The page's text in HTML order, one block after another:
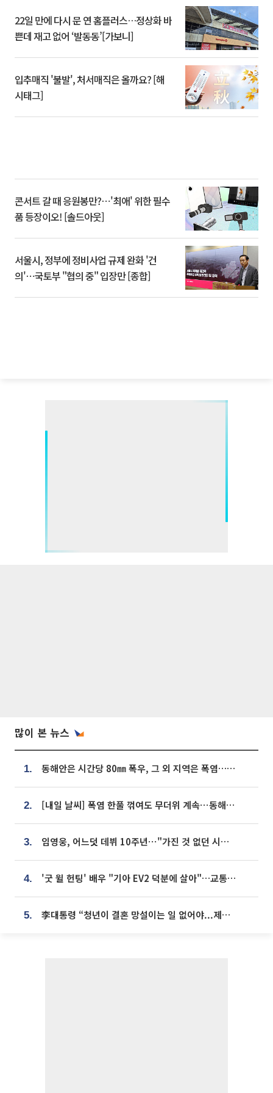
22일 만에 다시 문 연 홈플러스…정상화 바
쁜데 재고 없어 ‘발동동’[가보니]
입추매직 '불발', 처서매직은 올까요? [해
시태그]
콘서트 갈 때 응원봉만?⋯'최애' 위한 필수
품 등장이오! [솔드아웃]
서울시, 정부에 정비사업 규제 완화 '건
의'⋯국토부 "협의 중" 입장만 [종합]
많이 본 뉴스
1. 동해안은 시간당 80㎜ 폭우, 그 외 지역은 폭염…‘극과 극 날씨’
2. [내일 날씨] 폭염 한풀 꺾여도 무더위 계속⋯동해안 이틀 연속 비
3. 임영웅, 어느덧 데뷔 10주년⋯"가진 것 없던 시절, 내 앞엔 20명의 팬뿐"
4. '굿 윌 헌팅' 배우 "기아 EV2 덕분에 살아"…교통사고 후 안전성 극찬
5. 李대통령 “청년이 결혼 망설이는 일 없어야...제도상 불이익 조사”